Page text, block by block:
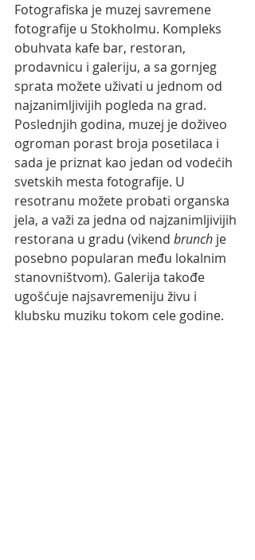
Fotografiska je muzej savremene
fotografije u Stokholmu. Kompleks
obuhvata kafe bar, restoran,
prodavnicu i galeriju, a sa gornjeg
sprata možete uživati u jednom od
najzanimljivijih pogleda na grad.
Poslednjih godina, muzej je doživeo
ogroman porast broja posetilaca i
sada je priznat kao jedan od vodećih
svetskih mesta fotografije. U
resotranu možete probati organska
jela, a važi za jedna od najzanimljivijih
restorana u gradu (vikend brunch je
posebno popularan među lokalnim
stanovništvom). Galerija takođe
ugošćuje najsavremeniju živu i
klubsku muziku tokom cele godine.